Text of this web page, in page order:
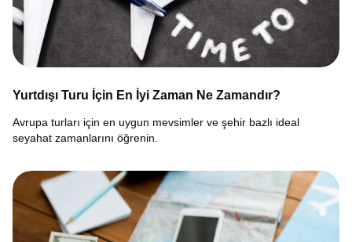
Yurtdışı Turu İçin En İyi Zaman Ne Zamandır?
Avrupa turları için en uygun mevsimler ve şehir bazlı ideal
seyahat zamanlarını öğrenin.